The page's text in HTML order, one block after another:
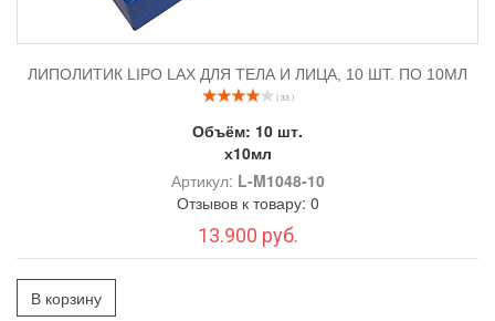
ЛИПОЛИТИК LIPO LAX ДЛЯ ТЕЛА И ЛИЦА, 10 ШТ. ПО 10МЛ
( 33 )
Объём: 10 шт.
х10мл
Артикул: L-M1048-10
Отзывов к товару: 0
13.900 руб.
В корзину